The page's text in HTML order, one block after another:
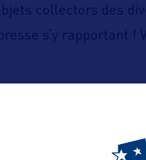
collectors des
s’y rapportant